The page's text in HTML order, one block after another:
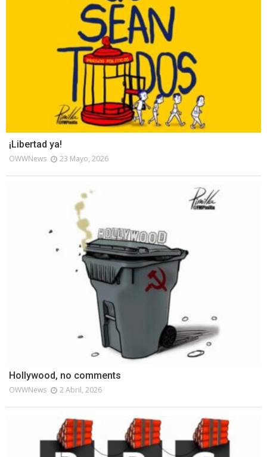
¡Libertad ya!
OWWNews 23 Mayo, 2026
Hollywood, no comments
OWWNews 2 Abril, 2026